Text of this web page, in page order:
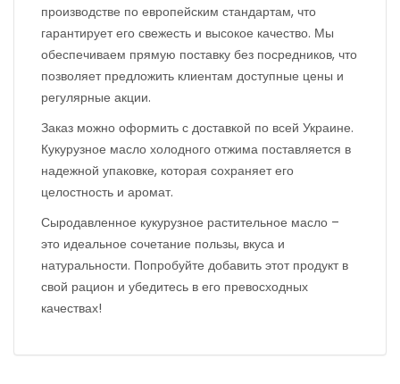
производстве по европейским стандартам, что
гарантирует его свежесть и высокое качество. Мы
обеспечиваем прямую поставку без посредников, что
позволяет предложить клиентам доступные цены и
регулярные акции.
Заказ можно оформить с доставкой по всей Украине.
Кукурузное масло холодного отжима поставляется в
надежной упаковке, которая сохраняет его
целостность и аромат.
Сыродавленное кукурузное растительное масло –
это идеальное сочетание пользы, вкуса и
натуральности. Попробуйте добавить этот продукт в
свой рацион и убедитесь в его превосходных
качествах!